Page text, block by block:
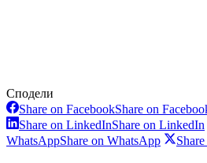
Сподели
Share on FacebookShare on
Share on LinkedInShare on LinkedIn
WhatsAppShare on WhatsApp